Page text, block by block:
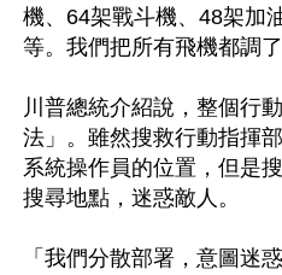
機、64架戰斗機、48架加
等。我們把所有飛機都調了
川普總統介紹說，整個行
法」。雖然搜救行動指揮
系統操作員的位置，但是
搜尋地點，迷惑敵人。
「我們分散部署，意圖迷